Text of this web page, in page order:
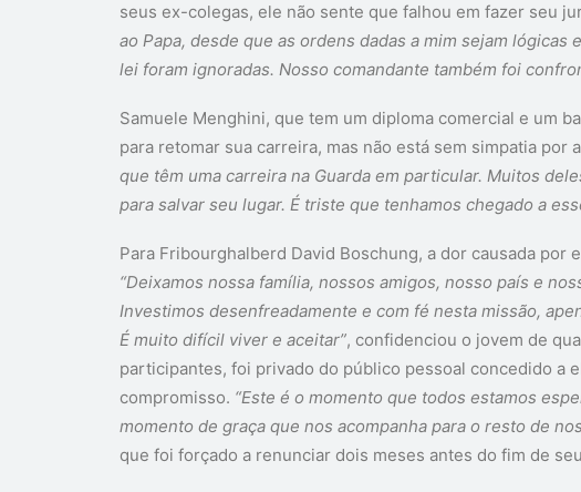
seus ex-colegas, ele não sente que falhou em fazer seu
ao Papa, desde que as ordens dadas a mim sejam lógicas
lei foram ignoradas. Nosso comandante também foi
Samuele Menghini, que tem um diploma comercial e um
para retomar sua carreira, mas não está sem simpatia por
que têm uma carreira na Guarda em particular. Muitos
para salvar seu lugar. É triste que tenhamos chegado a
Para Fribourghalberd David Boschung, a dor causada por
“Deixamos nossa família, nossos amigos, nosso país e
Investimos desenfreadamente e com fé nesta missão,
É muito difícil viver e aceitar”, confidenciou o jovem de
participantes, foi privado do público pessoal concedido a
compromisso. “Este é o momento que todos estamos
momento de graça que nos acompanha para o resto de
que foi forçado a renunciar dois meses antes do fim de